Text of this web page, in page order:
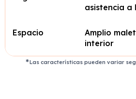
asistencia a
Espacio
Amplio
interior
Las características pueden variar